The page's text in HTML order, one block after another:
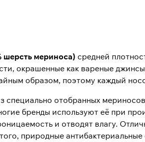
шерсть мериноса) средней
окрашенные как вареные
образом, поэтому каждый
специально отобранных
бренды используют её при
и отводят влагу.
природные